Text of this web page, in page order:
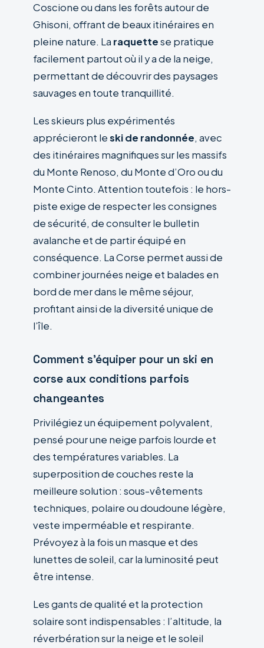
Coscione ou dans les forêts autour de
Ghisoni, offrant de beaux itinéraires en
pleine nature. La raquettese pratique
facilement partout où il y a de la neige,
permettant de découvrir des paysages
sauvages en toute tranquillité.
Les skieurs plus expérimentés
apprécieront leski de randonnée, avec
des itinéraires magnifiques sur les massifs
du Monte Renoso, du Monte d’Oro ou du
Monte Cinto. Attention toutefois : le hors-
piste exige de respecter les consignes
de sécurité, de consulter le bulletin
avalanche et de partir équipé en
conséquence. La Corse permet aussi de
combiner journées neige et balades en
bord de mer dans le même séjour,
profitant ainsi de la diversité unique de
l’île.
Comment s’équiper pour un ski en
corse aux conditions parfois
changeantes
Privilégiez un équipement polyvalent,
pensé pour une neige parfois lourde et
des températures variables. La
superposition de couches reste la
meilleure solution : sous-vêtements
techniques, polaire ou doudoune légère,
veste imperméable et respirante.
Prévoyez à la fois un masque et des
lunettes de soleil, car la luminosité peut
être intense.
Les gants de qualité et la protection
solaire sont indispensables : l’altitude, la
réverbération sur la neige et le soleil